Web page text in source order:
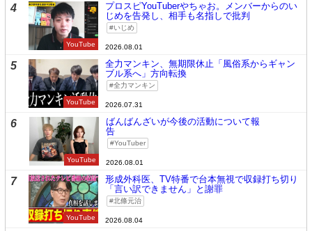
4
YouTube
プロスピYouTuberやちゃお。メンバーからのい
じめを告発し、相手も名指しで批判
いじめ
2026.08.01
5
YouTube
全力マンキン、無期限休止「風俗系からギャン
ブル系へ」方向転換
全力マンキン
2026.07.31
6
YouTube
ばんばんざいが今後の活動について報
告
YouTuber
2026.08.01
7
YouTube
形成外科医、TV特番で台本無視で収録打ち切り
「言い訳できません」と謝罪
北條元治
2026.08.04